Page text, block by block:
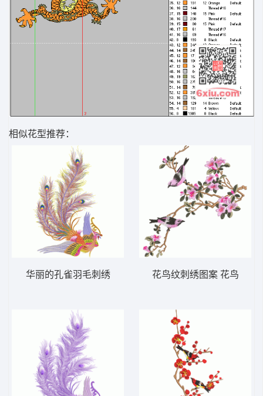
相似花型推荐：
华丽的孔雀羽毛刺绣 花鸟纹刺绣图案 花鸟